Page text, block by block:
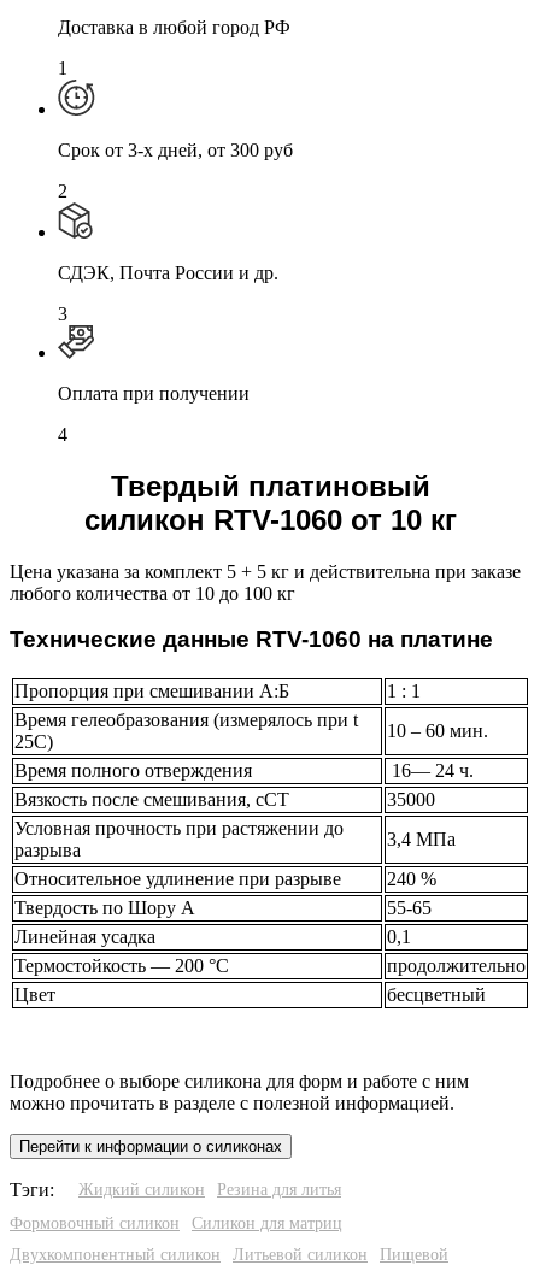
Доставка в любой город РФ
1
Cрок от 3-х дней, от 300 руб
2
СДЭК, Почта России и др.
3
Оплата при получении
4
Твердый платиновый
силикон RTV-1060 от 10 кг
Цена указана за комплект 5 + 5 кг и действительна при заказе
любого количества от 10 до 100 кг
Технические данные RTV-1060 на платине
Пропорция при смешивании А:Б
1 : 1
Время гелеобразования (измерялось при t
25C)
10 – 60 мин.
Время полного отверждения
16— 24 ч.
Вязкость после смешивания, сСТ
35000
Условная прочность при растяжении до
разрыва
3,4 МПа
Относительное удлинение при разрыве
240 %
Твердость по Шору А
55-65
Линейная усадка
0,1
Термостойкость — 200 °С
продолжительно
Цвет
бесцветный
Подробнее о выборе силикона для форм и работе с ним
можно прочитать в разделе с полезной информацией.
Перейти к информации о силиконах
Тэги: Жидкий силикон
Резина для литья
Формовочный силикон
Силикон для матриц
Двухкомпонентный силикон
Литьевой силикон
Пищевой